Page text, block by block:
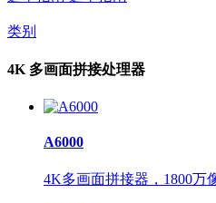
类别
4K 多画面拼接处理器
A6000
4K多画面拼接器，1800万